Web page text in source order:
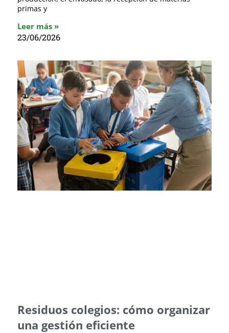
primas y
Leer más »
23/06/2026
Residuos colegios: cómo organizar
una gestión eficiente